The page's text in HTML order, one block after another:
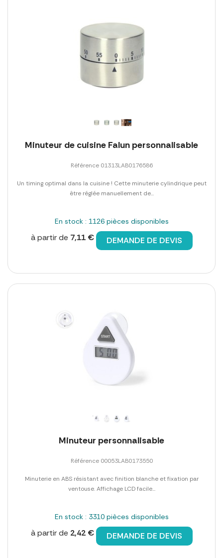
Minuteur de cuisine Falun personnalisable
Référence 01313LAB0176586
Un timing optimal dans la cuisine ! Cette minuterie cylindrique peut
être réglée manuellement de...
En stock : 1126 pièces disponibles
à partir de 7,11 € DEMANDE DE DEVIS
Minuteur personnalisable
Référence 00053LAB0173550
Minuterie en ABS résistant avec finition blanche et fixation par
ventouse. Affichage LCD facile...
En stock : 3310 pièces disponibles
à partir de 2,42 € DEMANDE DE DEVIS